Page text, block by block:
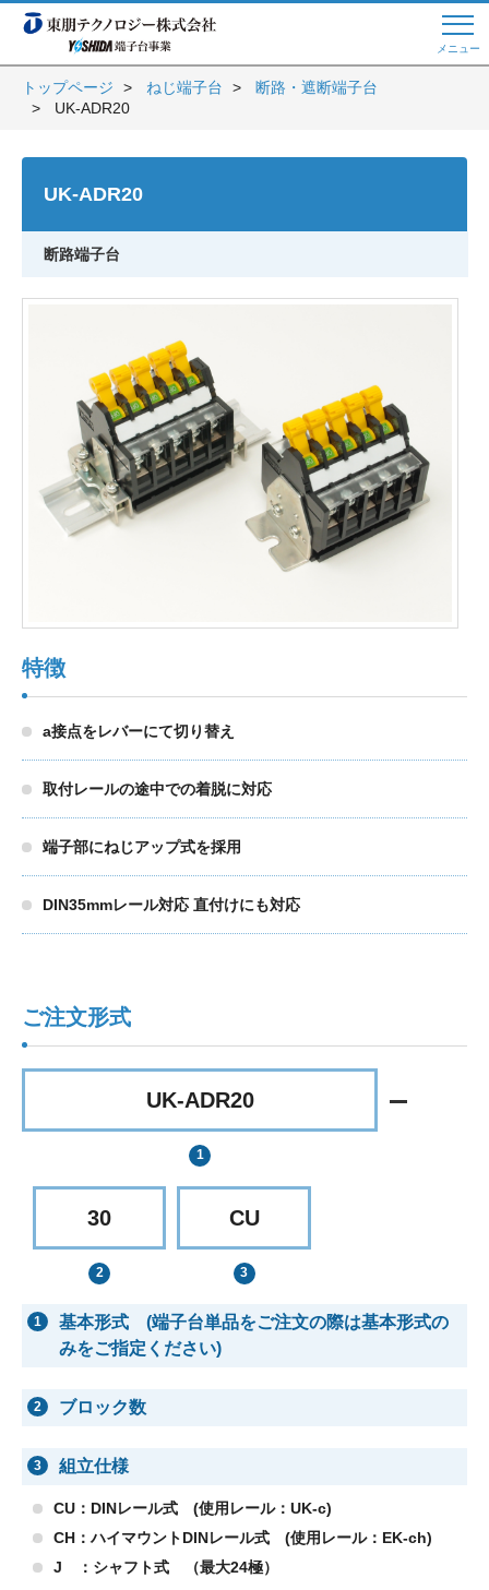
メニュー
Web商談 ご希望の方はこちら
電話・メールでお問い合わせ
トップページへ
東朋テクノロジーサイトへ
よくある質問
会員登録
品質への取り組み
個人情報保護方針
トップページ ねじ端子台
断路・遮断端子台
UK-ADR20
UK-ADR20
断路端子台
特徴
a接点をレバーにて切り替え
取付レールの途中での着脱に対応
端子部にねじアップ式を採用
DIN35mmレール対応 直付けにも対応
ご注文形式
UK-ADR20
30 CU
1
基本形式 (端子台単品をご注文の際は基本形式の
みをご指定ください)
2 ブロック数
3 組立仕様
CU：DINレール式 (使用レール：UK-c)
CH：ハイマウントDINレール式 (使用レール：EK-ch)
J ：シャフト式 （最大24極）